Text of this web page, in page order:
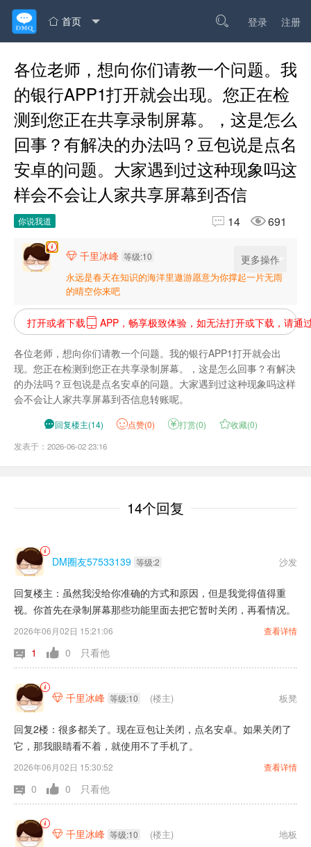
 首页  登录 注册
各位老师，想向你们请教一个问题。我
的银行APP1打开就会出现。您正在检
测到您正在共享录制屏幕。，这是怎么
回事？有解决的办法吗？豆包说是点名
安卓的问题。大家遇到过这种现象吗这
样会不会让人家共享屏幕到否信
你说我道  14 691
 千里冰峰 等级:10
永远是春天在知识的海洋里遨游愿意为你撑起一片无雨
的晴空你来吧
更多操作
打开或者下载 APP，畅享极致体验，如无法打开或下载，请通
各位老师，想向你们请教一个问题。我的银行APP1打开就会出
现。您正在检测到您正在共享录制屏幕。，这是怎么回事？有解决
的办法吗？豆包说是点名安卓的问题。大家遇到过这种现象吗这样
会不会让人家共享屏幕到否信息转账呢。
回复楼主(14) 点赞(0) 打赏(0) 收藏(0)
发表于：2026-06-02 23:16
14个回复
DM圈友57533139 等级:2 沙发
回复楼主：虽然我没给你准确的方式和原因，但是我觉得值得重
视。你首先在录制屏幕那些功能里面去把它暂时关闭，再看情况。
2026年06月02日 15:21:06 查看详情
1 0 只看他
 千里冰峰 等级:10 (楼主) 板凳
回复2楼：很多都关了。现在豆包让关闭，点名安卓。如果关闭了
它，那我眼睛看不着，就使用不了手机了。
2026年06月02日 15:30:52 查看详情
0 0 只看他
 千里冰峰 等级:10 (楼主) 地板